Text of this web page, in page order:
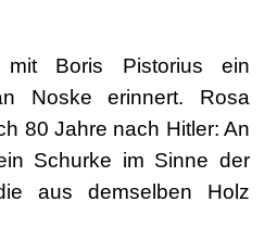
Boris Pistorius ein
Noske erinnert. Rosa
80 Jahre nach Hitler: An
Schurke im Sinne der
aus demselben Holz